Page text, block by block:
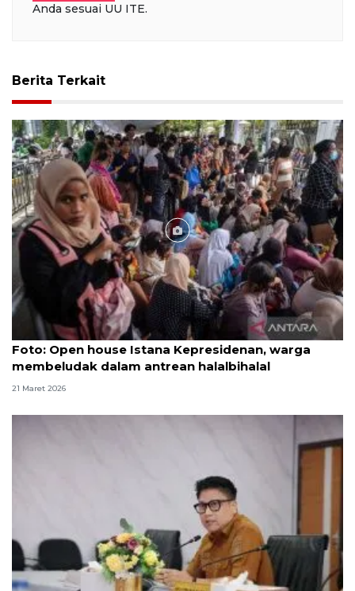
Anda sesuai UU ITE.
Berita Terkait
Foto
Foto: Open house Istana Kepresidenan, warga
membeludak dalam antrean halalbihalal
21 Maret 2026